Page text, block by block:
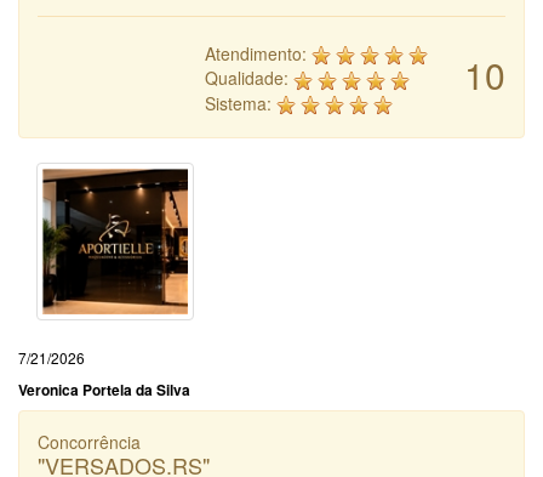
10
Atendimento:
Qualidade:
Sistema:
7/21/2026
Veronica Portela da Silva
Concorrência
"VERSADOS.RS"